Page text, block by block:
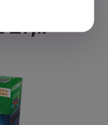
(В100-8)
штук